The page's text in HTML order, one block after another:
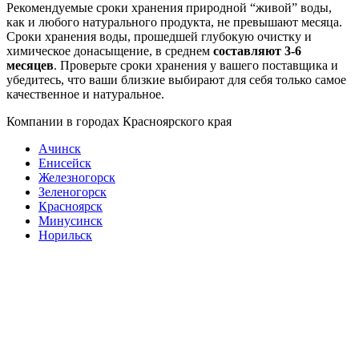
Рекомендуемые сроки хранения природной “живой” воды,
как и любого натурального продукта, не превышают месяца.
Сроки хранения воды, прошедшей глубокую очистку и
химическое донасыщение, в среднем составляют 3-6
месяцев. Проверьте сроки хранения у вашего поставщика и
убедитесь, что ваши близкие выбирают для себя только самое
качественное и натуральное.
Компании в городах Красноярского края
Ачинск
Енисейск
Железногорск
Зеленогорск
Красноярск
Минусинск
Норильск